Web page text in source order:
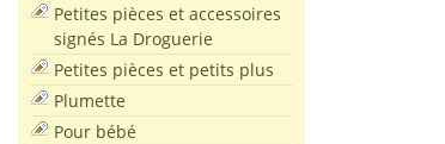
Petites pièces et accessoires
signés La Droguerie
Petites pièces et petits plus
Plumette
Pour bébé